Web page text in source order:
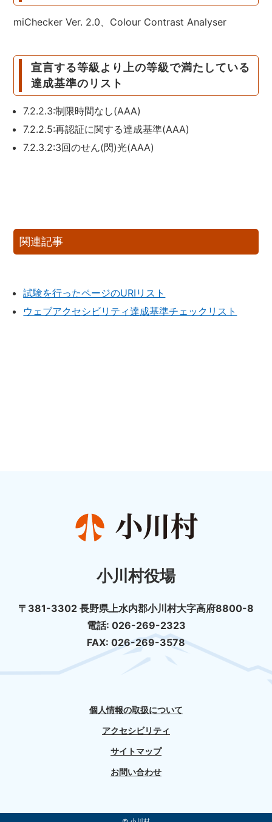
miChecker Ver. 2.0、Colour Contrast Analyser
宣言する等級より上の等級で満たしている
達成基準のリスト
7.2.2.3:制限時間なし(AAA)
7.2.2.5:再認証に関する達成基準(AAA)
7.2.3.2:3回のせん(閃)光(AAA)
関連記事
試験を行ったページのURIリスト
ウェブアクセシビリティ達成基準チェックリスト
小川村役場
〒381-3302 長野県上水内郡小川村大字高府8800-8
電話: 026-269-2323
FAX: 026-269-3578
個人情報の取扱について
アクセシビリティ
サイトマップ
お問い合わせ